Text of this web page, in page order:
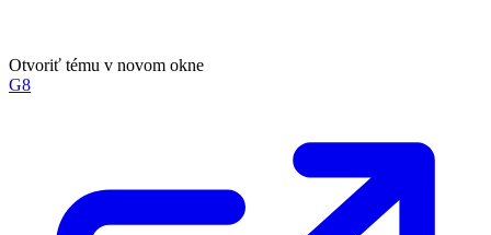
Otvoriť tému v novom okne
G8